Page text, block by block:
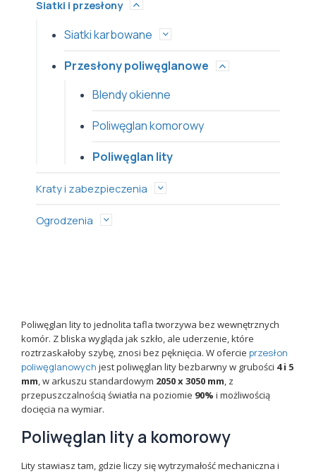
Siatki i przesłony
Siatki karbowane
Przesłony poliwęglanowe
Blendy okienne
Poliwęglan komorowy
Poliwęglan lity
Kraty i zabezpieczenia
Ogrodzenia
Poliwęglan lity to jednolita tafla tworzywa bez wewnętrznych
komór. Z bliska wygląda jak szkło, ale uderzenie, które
roztrzaskałoby szybę, znosi bez pęknięcia. W ofercieprzesłon
poliwęglanowych jest poliwęglan lity bezbarwny w grubości 4 i 5
mm, w arkuszu standardowym 2050 x 3050 mm, z
przepuszczalnością światła na poziomie 90% i możliwością
docięcia na wymiar.
Poliwęglan lity a komorowy
Lity stawiasz tam, gdzie liczy się wytrzymałość mechaniczna i